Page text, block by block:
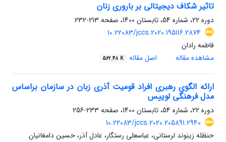
تاثیر شکاف دیجیتالی بر باروری زنان
دوره 22، شماره 54، تابستان 1400، صفحه
213-232
10.22083/jccs.2020.195116.2874
فاطمه رادان
مشاهده مقاله
اصل مقاله 562.48 K
ارائه الگوی رهبری افراد قومیت آذری زبان در سازمان براساس
مدل فرهنگی لوییس
دوره 22، شماره 54، تابستان 1400، صفحه
233-256
10.22083/jccs.2020.205891.2940
حنظله زینوند لرستانی، عباسعلی رستگار، عادل آذر، حسین دامغانیان